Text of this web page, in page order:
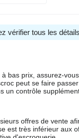
vérifier tous les
bas prix, assurez-
peut se faire
un contrôle
offres de vente
est très inférieur